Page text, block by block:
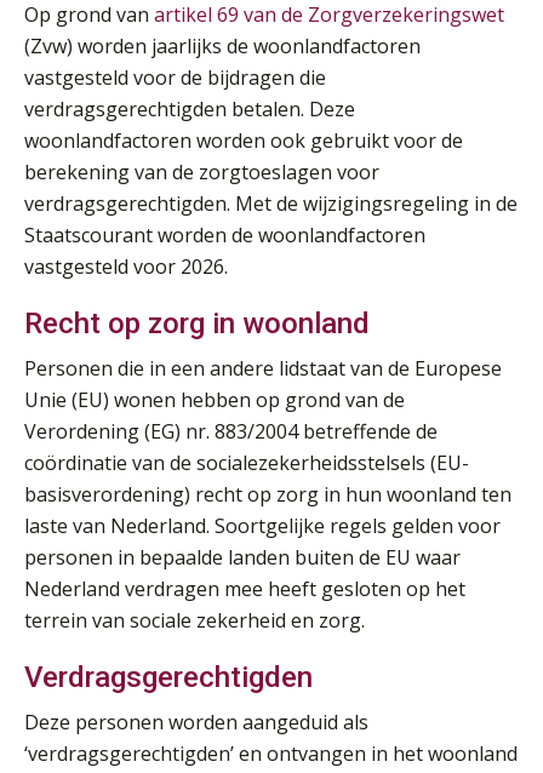
Op grond van artikel 69 van de Zorgverzekeringswet
(Zvw) worden jaarlijks de woonlandfactoren
vastgesteld voor de bijdragen die
verdragsgerechtigden betalen. Deze
woonlandfactoren worden ook gebruikt voor de
berekening van de zorgtoeslagen voor
verdragsgerechtigden. Met de wijzigingsregeling in de
Staatscourant worden de woonlandfactoren
vastgesteld voor 2026.
Recht op zorg in woonland
Personen die in een andere lidstaat van de Europese
Unie (EU) wonen hebben op grond van de
Verordening (EG) nr. 883/2004 betreffende de
coördinatie van de socialezekerheidsstelsels (EU-
basisverordening) recht op zorg in hun woonland ten
laste van Nederland. Soortgelijke regels gelden voor
personen in bepaalde landen buiten de EU waar
Nederland verdragen mee heeft gesloten op het
terrein van sociale zekerheid en zorg.
Verdragsgerechtigden
Deze personen worden aangeduid als
‘verdragsgerechtigden’ en ontvangen in het woonland